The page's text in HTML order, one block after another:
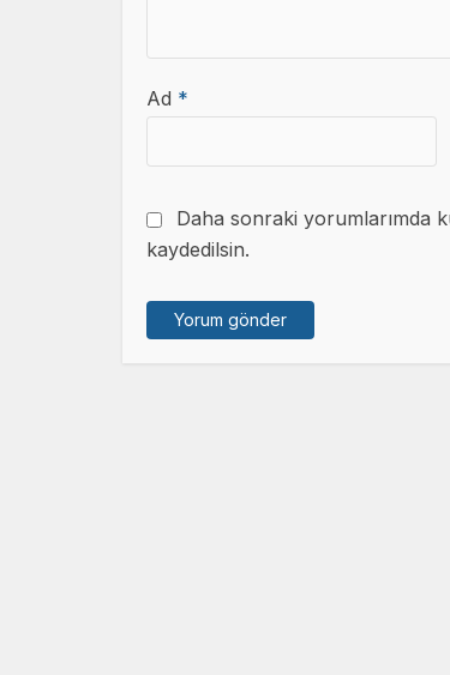
Ad *
Daha sonraki yorumlarımda
kaydedilsin.